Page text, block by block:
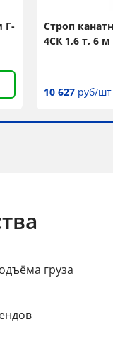
Г-
Строп
4СК 1,6 т, 6
10 627 руб/шт
груза